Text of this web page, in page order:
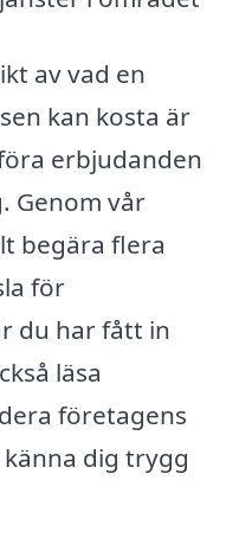
av vad en
kan kosta är
erbjudanden
Genom vår
begära flera
för
du har fått in
läsa
företagens
dig trygg